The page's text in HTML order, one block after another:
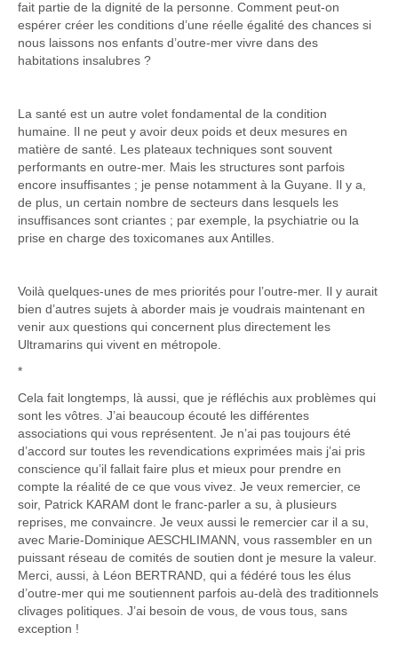
fait partie de la dignité de la personne. Comment peut-on
espérer créer les conditions d’une réelle égalité des chances si
nous laissons nos enfants d’outre-mer vivre dans des
habitations insalubres ?
La santé est un autre volet fondamental de la condition
humaine. Il ne peut y avoir deux poids et deux mesures en
matière de santé. Les plateaux techniques sont souvent
performants en outre-mer. Mais les structures sont parfois
encore insuffisantes ; je pense notamment à la Guyane. Il y a,
de plus, un certain nombre de secteurs dans lesquels les
insuffisances sont criantes ; par exemple, la psychiatrie ou la
prise en charge des toxicomanes aux Antilles.
Voilà quelques-unes de mes priorités pour l’outre-mer. Il y aurait
bien d’autres sujets à aborder mais je voudrais maintenant en
venir aux questions qui concernent plus directement les
Ultramarins qui vivent en métropole.
*
Cela fait longtemps, là aussi, que je réfléchis aux problèmes qui
sont les vôtres. J’ai beaucoup écouté les différentes
associations qui vous représentent. Je n’ai pas toujours été
d’accord sur toutes les revendications exprimées mais j’ai pris
conscience qu’il fallait faire plus et mieux pour prendre en
compte la réalité de ce que vous vivez. Je veux remercier, ce
soir, Patrick KARAM dont le franc-parler a su, à plusieurs
reprises, me convaincre. Je veux aussi le remercier car il a su,
avec Marie-Dominique AESCHLIMANN, vous rassembler en un
puissant réseau de comités de soutien dont je mesure la valeur.
Merci, aussi, à Léon BERTRAND, qui a fédéré tous les élus
d’outre-mer qui me soutiennent parfois au-delà des traditionnels
clivages politiques. J’ai besoin de vous, de vous tous, sans
exception !